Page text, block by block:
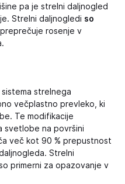
pa je strelni daljnogled
Strelni daljnogledi so
preprečuje rosenje v
strelnega
večplastno prevleko, ki
Te modifikacije
svetlobe na površini
več kot 90 % prepustnost
Strelni
primerni za opazovanje v